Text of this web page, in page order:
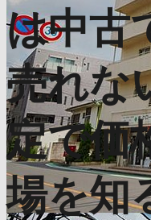
は中古
売れな
定で価
場を知